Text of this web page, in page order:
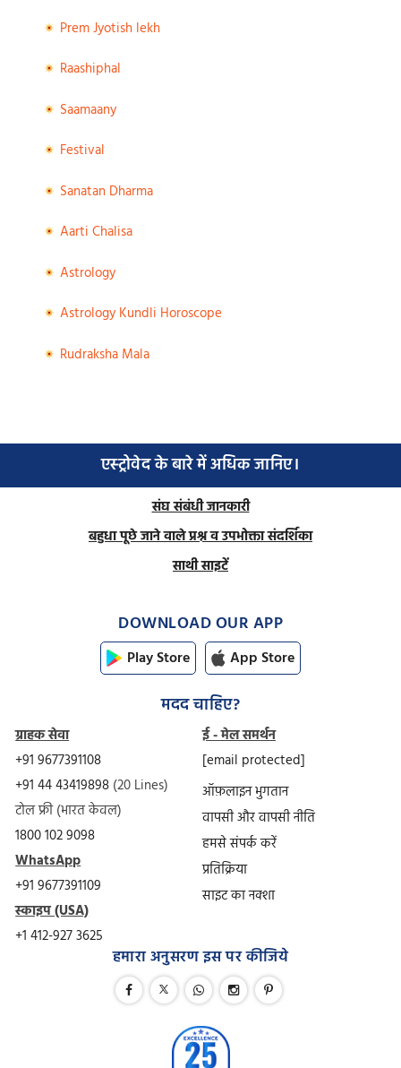
Prem Jyotish lekh
Raashiphal
Saamaany
Festival
Sanatan Dharma
Aarti Chalisa
Astrology
Astrology Kundli Horoscope
Rudraksha Mala
एस्ट्रोवेद के बारे में अधिक जानिए।
संघ संबंधी जानकारी
बहुधा पूछे जाने वाले प्रश्न व उपभोक्ता संदर्शिका
साथी साइटें
DOWNLOAD OUR APP
Play Store App Store
मदद चाहिए?
ग्राहक सेवा
+91 9677391108
+91 44 43419898 (20 Lines)
टोल फ्री (भारत केवल)
1800 102 9098
WhatsApp
+91 9677391109
स्काइप (USA)
+1 412-927 3625
ई - मेल समर्थन
[email protected]
ऑफ़लाइन भुगतान
वापसी और वापसी नीति
हमसे संपर्क करें
प्रतिक्रिया
साइट का नक्शा
हमारा अनुसरण इस पर कीजिये